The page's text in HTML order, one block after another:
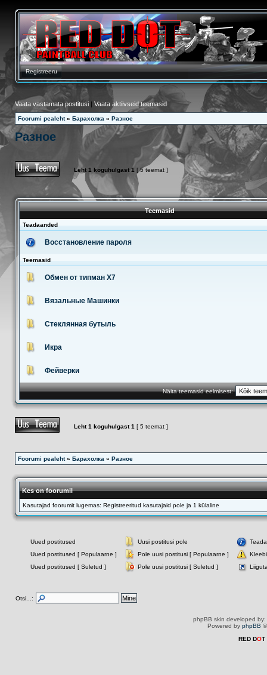
Registreeru
Vaata vastamata postitusi | Vaata aktiivseid teemasid
Foorumi pealeht» Барахолка » Разное
Разное
Leht 1 koguhulgast1 [ 5 teemat ]
Teemasid
Teadaanded
Восстановление пароля
Teemasid
Обмен от типман Х7
Вязальные Машинки
Стеклянная бутыль
Икра
Фейверки
Näita teemasid eelmisest:
Leht1 koguhulgast1 [ 5 teemat ]
Foorumi pealeht» Барахолка » Разное
Kes on foorumil
Kasutajad foorumit lugemas: Registreeritud kasutajaid pole ja 1 külaline
Uued postitused Uusi postitusi pole
Uued postitused [ Populaarne ]
Pole uusi postitusi [ Populaarne ]
Uued postitused [ Suletud ]
Pole uusi postitusi [ Suletud ]
Otsi...:
phpBB skin developed by:
Powered by phpBB
RED DOT